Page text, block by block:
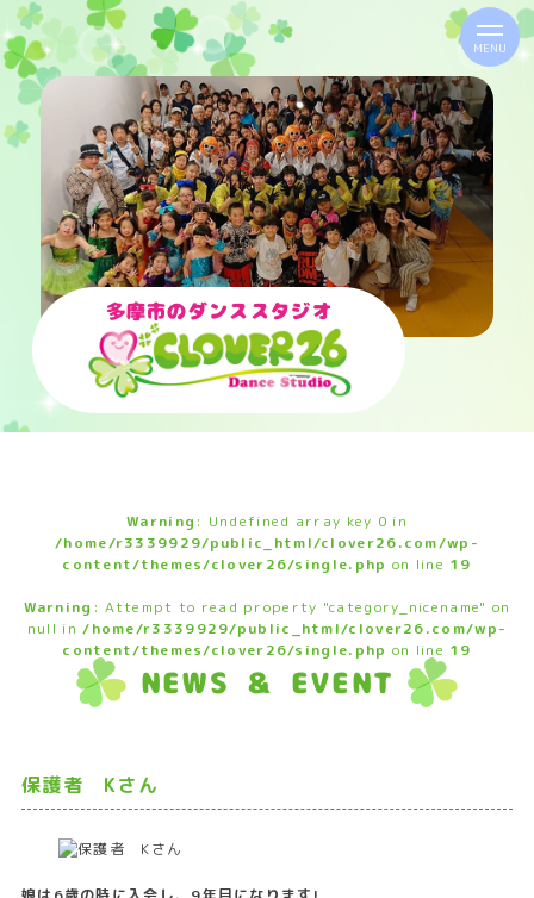
MENU
多摩市のダンススタジオ
Warning : Undefined array key 0 in
/home/r3339929/public_html/clover26.com/wp-
content/themes/clover26/single.php on line 19
Warning : Attempt to read property "category_nicename" on
null in/home/r3339929/public_html/clover26.com/wp-
content/themes/clover26/single.php on line 19
NEWS ＆ EVENT
保護者 Kさん